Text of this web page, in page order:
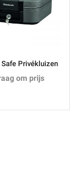
Safe Privékluizen
om prijs